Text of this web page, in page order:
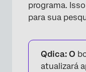
programa.
para sua
Qdica: O
atualizará